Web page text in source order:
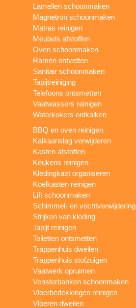
Lamellen schoonmaken
Magnetron schoonmaken
Matras reinigen
Meubels afstoffen
Oven schoonmaken
Ramen ontvetten
Sanitair schoonmaken
Tapijtreiniging
Telefoons ontsmetten
Vaatwassers reinigen
Waterkokers ontkalken
BBQ en oven reinigen
Kalkaanslag verwijderen
Kasten afstoffen
Keukens reinigen
Kledingkast organiseren
Koelkasten reinigen
Lift schoonmaken
Schimmel- en vochtverwijdering
Strijken van kleding
Tapijt reinigen
Toiletten ontsmetten
Trappenhuis dweilen
Trappenhuis stofzuigen
Vaatwerk opruimen
Vensterbanken schoonmaken
Vloerbedekkingen reinigen
Vloeren dweilen